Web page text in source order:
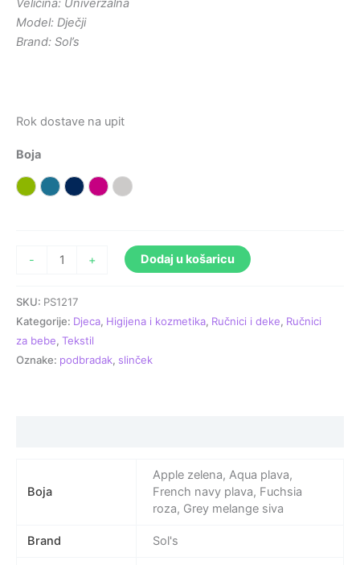
Veličina: Univerzalna
Model: Dječji
Brand: Sol’s
Rok dostave na upit
Boja
Apple zelena
Aqua plava
French navy plava
Fuchsia roza
Grey melange siva
- + Dodaj u košaricu
SKU: PS1217
Kategorije: Djeca, Higijena i kozmetika, Ručnici i deke, Ručnici
za bebe, Tekstil
Oznake: podbradak, slinček
Boja
Apple zelena, Aqua plava,
French navy plava, Fuchsia
roza, Grey melange siva
Brand Sol's